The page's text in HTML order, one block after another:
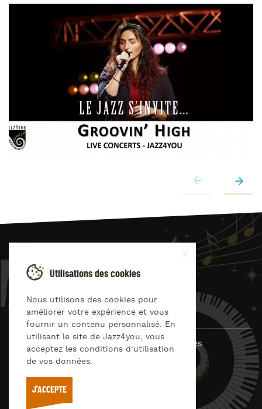
JAZZ4
© Jazz4you 2019 – 2026 Tous droits réservés
Déclaration de confidentialité
RGPD & consentement
Conditions générales d’utilisation
Utilisations des cookies
Nous utilisons des cookies pour
améliorer votre expérience et vous
fournir un contenu personnalisé. En
utilisant le site de Jazz4you, vous
acceptez les conditions d’utilisation
de vos données.
J'ACCEPTE